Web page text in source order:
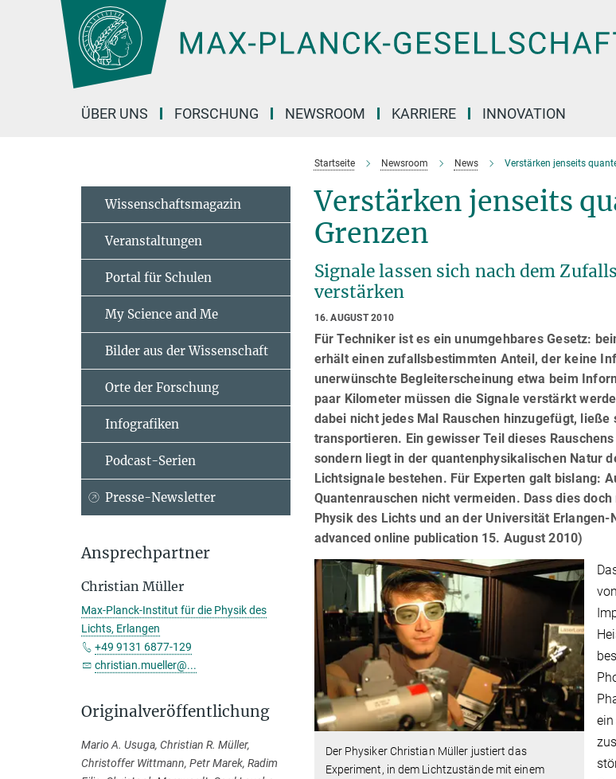
Hauptinhalt
ÜBER UNS FORSCHUNG NEWSROOM KARRIERE INNOVATION
Startseite Newsroom News Verstärken jenseits
Verstärken jenseits
Grenzen
Signale lassen sich nach dem
verstärken
16. AUGUST 2010
Für Techniker ist es ein unumgehbares Gesetz:
erhält einen zufallsbestimmten Anteil, der keine
unerwünschte Begleiterscheinung etwa beim
paar Kilometer müssen die Signale verstärkt
dabei nicht jedes Mal Rauschen hinzugefügt,
transportieren. Ein gewisser Teil dieses
sondern liegt in der quantenphysikalischen Natur
Lichtsignale bestehen. Für Experten galt bislang:
Quantenrauschen nicht vermeiden. Dass dies
Physik des Lichts und an der Universität
advanced online publication 15. August 2010)
Der Physiker Christian Müller justiert das
Experiment, in dem Lichtzustände mit einem
Wissenschaftsmagazin
Veranstaltungen
Portal für Schulen
My Science and Me
Bilder aus der Wissenschaft
Orte der Forschung
Infografiken
Podcast-Serien
Presse-Newsletter
Ansprechpartner
Christian Müller
Max-Planck-Institut für die Physik des
Lichts, Erlangen
+49 9131 6877-129
christian.mueller@...
Originalveröffentlichung
Mario A. Usuga, Christian R. Müller,
Christoffer Wittmann, Petr Marek, Radim